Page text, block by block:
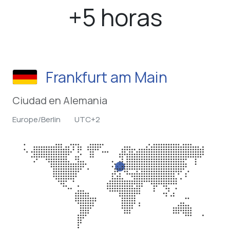
+5 horas
Frankfurt am Main
Ciudad en Alemania
Europe/Berlin UTC+2